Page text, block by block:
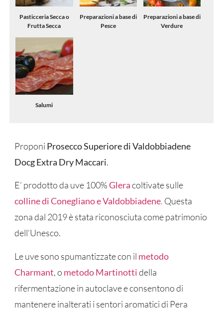
Pasticceria Secca o
Frutta Secca
Preparazioni a base di
Pesce
Preparazioni a base di
Verdure
Salumi
Proponi Prosecco Superiore di Valdobbiadene
Docg Extra Dry Maccari.
E’ prodotto da uve 100%Gleracoltivate sulle
colline di Conegliano e Valdobbiadene. Questa
zona dal 2019 è stata riconosciuta come patrimonio
dell’Unesco.
Le uve sono spumantizzate con il metodo
Charmant, o metodo Martinottidella
rifermentazione in autoclave e consentono di
mantenere inalterati i sentori aromatici di Pera